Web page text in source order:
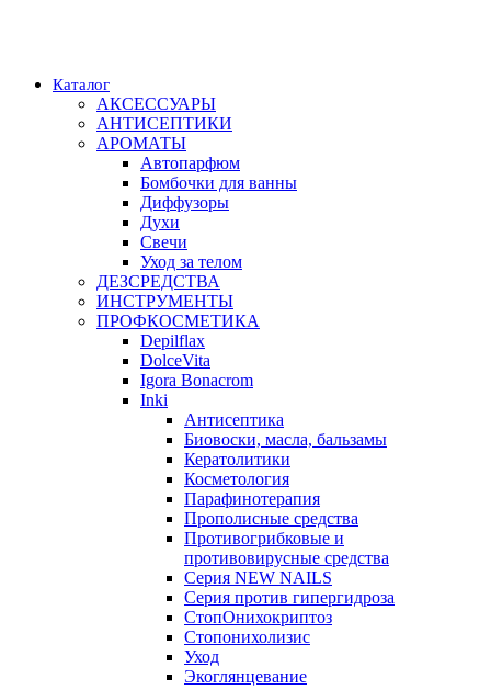
Каталог
АКСЕССУАРЫ
АНТИСЕПТИКИ
АРОМАТЫ
Автопарфюм
Бомбочки для ванны
Диффузоры
Духи
Свечи
Уход за телом
ДЕЗСРЕДСТВА
ИНСТРУМЕНТЫ
ПРОФКОСМЕТИКА
Depilflax
DolceVita
Igora Bonacrom
Inki
Антисептика
Биовоски, масла, бальзамы
Кератолитики
Косметология
Парафинотерапия
Прополисные средства
Противогрибковые и
противовирусные средства
Серия NEW NAILS
Серия против гипергидроза
СтопОнихокриптоз
Стопонихолизис
Уход
Экоглянцевание